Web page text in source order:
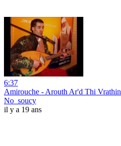
6:37
Amirouche - Arouth Ar'd Thi Vrathin
No_soucy
il y a 19 ans